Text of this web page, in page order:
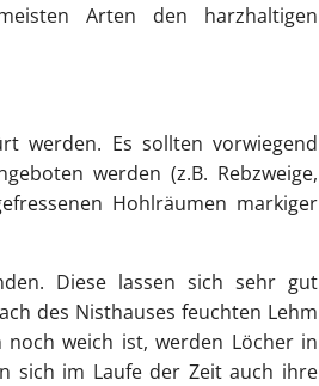
Arten den harzhaltigen
werden. Es sollten vorwiegend
werden (z.B. Rebzweige,
Hohlräumen markiger
. Diese lassen sich sehr gut
des Nisthauses feuchten Lehm
weich ist, werden Löcher in
sich im Laufe der Zeit auch ihre